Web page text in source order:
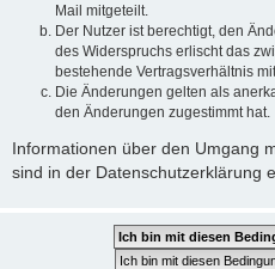
Mail mitgeteilt.
Der Nutzer ist berechtigt, den
des Widerspruchs erlischt das
bestehende Vertragsverhältnis
Die Änderungen gelten als
den Änderungen zugestimmt hat.
Informationen über den Umgang
sind in der Datenschutzerklärung